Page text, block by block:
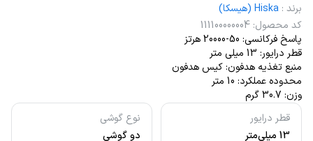
قطر درایور
13 میلی‌متر
نوع گوشی
دو گوشی
برند : Hiska (هیسکا)
کد محصول:
111100000004
پاسخ فرکانسی: 50-20000 هرتز
قطر درایور: 13 میلی متر
منبع تغذیه هدفون: کیس هدفون
محدوده عملکرد: 10 متر
وزن: 30.7 گرم